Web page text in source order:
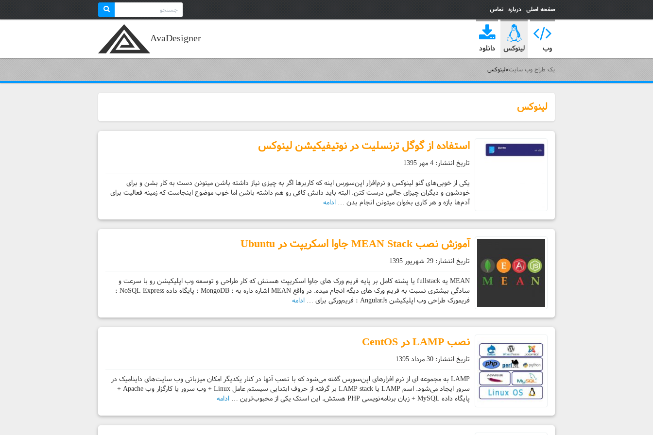
Search
for:
صفحه اصلی درباره تماس
AvaDesigner
وب لینوکس دانلود
یک طراح وب سایت»لینوکس
لینوکس
استفاده از گوگل ترنسلیت در نوتیفیکیشن لینوکس
تاریخ انتشار: 4 مهر 1395
یکی از خوبی‌های گنو لینوکس و نرم‌افزار اپن‌سورس اینه که کاربر‌ها اگر به چیزی نیاز داشته باشن میتونن دست به کار بشن و برای
خودشون و دیگران چیزای جالبی درست کنن. البته باید دانش کافی رو هم داشته باشن اما خوب موضوع اینجاست که زمینه فعالیت برای
آدم‌ها بازه و هر کاری بخوان میتونن انجام بدن … ادامه
آموزش نصب MEAN Stack جاوا اسکریپت در Ubuntu
تاریخ انتشار: 29 شهریور 1395
MEAN یه fullstack یا پشته کامل بر پایه فریم ورک های جاوا اسکریپت هستش که کار طراحی و توسعه وب اپلیکیشن رو با سرعت و
سادگی بیشتری نسبت به فریم ورک های دیگه انجام میده. در واقع MEAN اشاره داره به : MongoDB : پایگاه داده NoSQL Express :
فریمورک طراحی وب اپلیکیشن AngularJs : فریم‌ورکی برای …
ادامه
نصب LAMP در CentOS
تاریخ انتشار: 30 مرداد 1395
LAMP به مجموعه ای از نرم افزارهای اپن‌سورس گفته می‌شود که با نصب آنها در کنار یکدیگر امکان میزبانی وب سایت‌های داینامیک در
سرور ایجاد می‌شود. اسم LAMP یا LAMP stack بر گرفته از حروف ابتدایی سیستم عامل Linux + وب سرور یا کارگزار وب Apache +
پایگاه داده MySQL + زبان برنامه‌نویسی PHP هستش. این استک یکی از محبوب‌ترین …
ادامه